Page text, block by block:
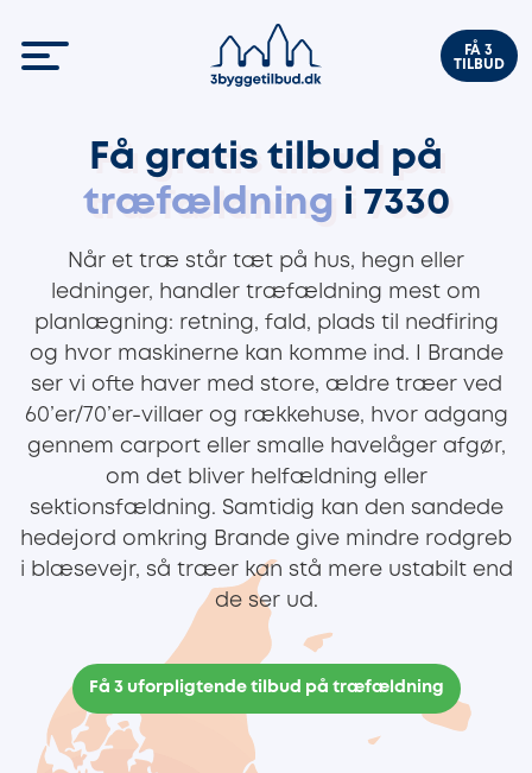
FÅ 3
TILBUD
Få gratis tilbud på
træfældning i 7330
Når et træ står tæt på hus, hegn eller
ledninger, handler træfældning mest om
planlægning: retning, fald, plads til nedfiring
og hvor maskinerne kan komme ind. I Brande
ser vi ofte haver med store, ældre træer ved
60’er/70’er-villaer og rækkehuse, hvor adgang
gennem carport eller smalle havelåger afgør,
om det bliver helfældning eller
sektionsfældning. Samtidig kan den sandede
hedejord omkring Brande give mindre rodgreb
i blæsevejr, så træer kan stå mere ustabilt end
de ser ud.
Få 3 uforpligtende tilbud på træfældning